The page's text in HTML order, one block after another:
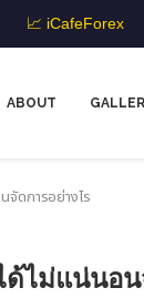
📈 iCafeForex
ABOUT
จัดการอย่างไร
ไม่แน่นอ